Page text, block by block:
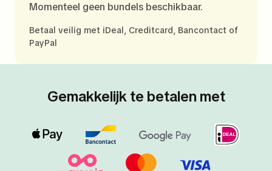
Momenteel geen bundels beschikbaar.
Betaal veilig met iDeal, Creditcard, Bancontact of
PayPal
Gemakkelijk te betalen met